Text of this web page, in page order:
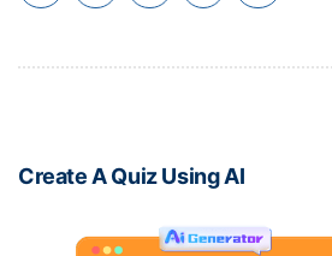
Create A Quiz Using AI